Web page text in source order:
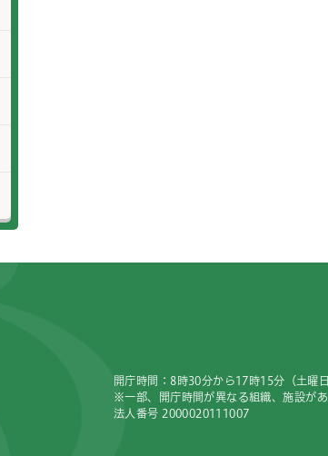
開庁時間：8時30分から17時15分（土曜
※一部、開庁時間が異なる組織、施設があ
法人番号 2000020111007